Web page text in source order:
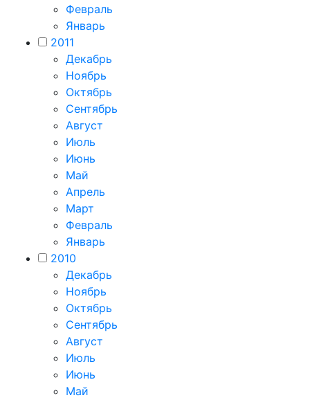
Февраль
Январь
2011
Декабрь
Ноябрь
Октябрь
Сентябрь
Август
Июль
Июнь
Май
Апрель
Март
Февраль
Январь
2010
Декабрь
Ноябрь
Октябрь
Сентябрь
Август
Июль
Июнь
Май